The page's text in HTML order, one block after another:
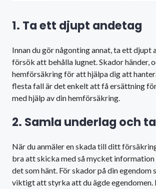
1. Ta ett djupt andetag
Innan du gör någonting annat, ta ett djupt
försök att behålla lugnet. Skador händer,
hemförsäkring för att hjälpa dig att
flesta fall är det enkelt att få ersättning
med hjälp av din hemförsäkring.
2. Samla underlag och
När du anmäler en skada till ditt
bra att skicka med så mycket
det som hänt. För skador på din egendom
viktigt att styrka att du ägde egendomen.